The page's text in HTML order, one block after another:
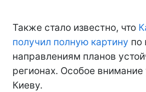
Также стало известно, что
получил полную картину по
направлениям планов
регионах. Особое внимание
Киеву.